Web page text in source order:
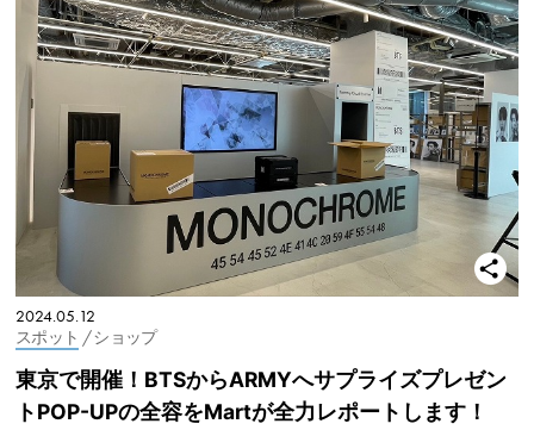
2024.05.12
スポット / ショップ
東京で開催！BTSからARMYへサプライズプレゼン
トPOP-UPの全容をMartが全力レポートします！